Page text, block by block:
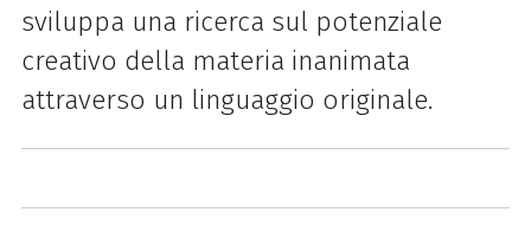
sviluppa una ricerca sul potenziale
creativo della materia inanimata
attraverso un linguaggio originale.